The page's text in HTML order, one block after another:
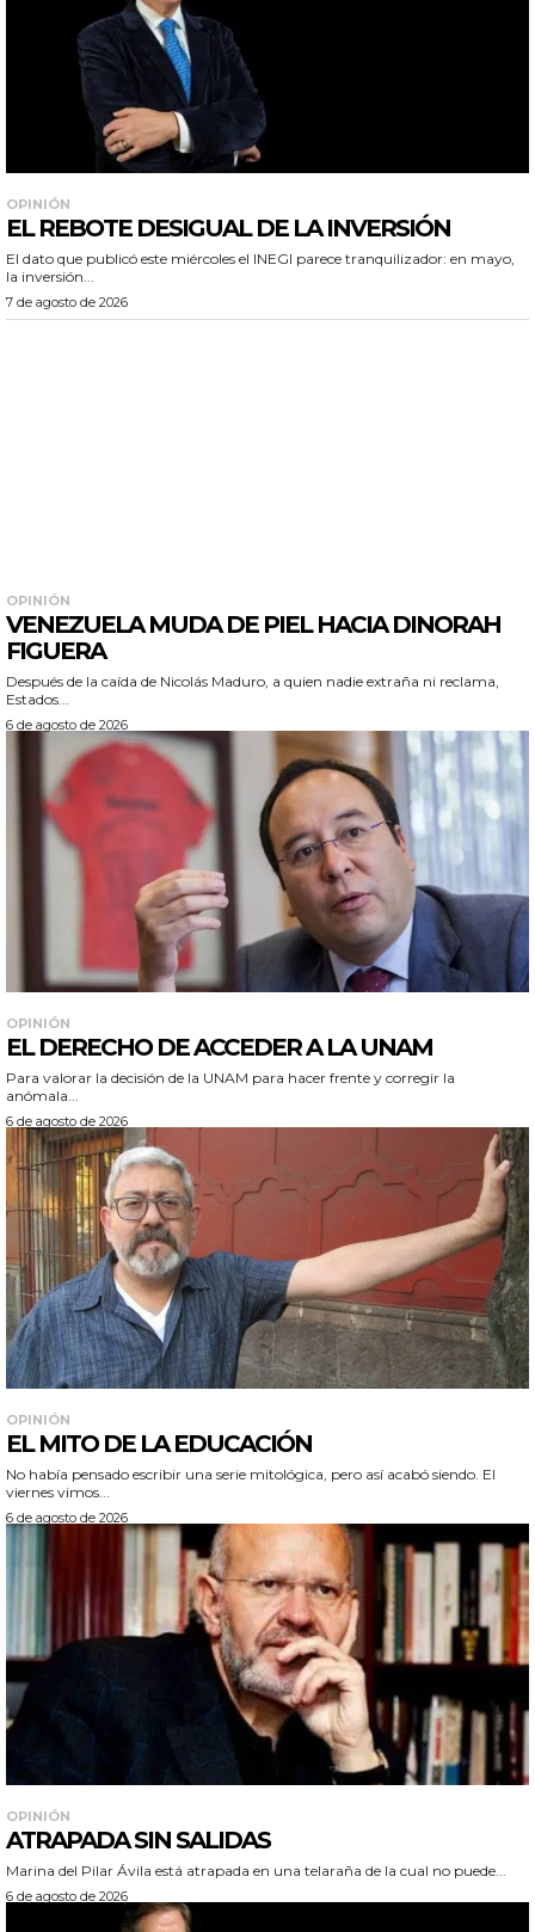
OPINIÓN
EL REBOTE DESIGUAL DE LA INVERSIÓN
El dato que publicó este miércoles el INEGI parece tranquilizador: en mayo,
la inversión...
7 de agosto de 2026
OPINIÓN
VENEZUELA MUDA DE PIEL HACIA DINORAH
FIGUERA
Después de la caída de Nicolás Maduro, a quien nadie extraña ni reclama,
Estados...
6 de agosto de 2026
OPINIÓN
EL DERECHO DE ACCEDER A LA UNAM
Para valorar la decisión de la UNAM para hacer frente y corregir la
anómala...
6 de agosto de 2026
OPINIÓN
EL MITO DE LA EDUCACIÓN
No había pensado escribir una serie mitológica, pero así acabó siendo. El
viernes vimos...
6 de agosto de 2026
OPINIÓN
ATRAPADA SIN SALIDAS
Marina del Pilar Ávila está atrapada en una telaraña de la cual no puede...
6 de agosto de 2026